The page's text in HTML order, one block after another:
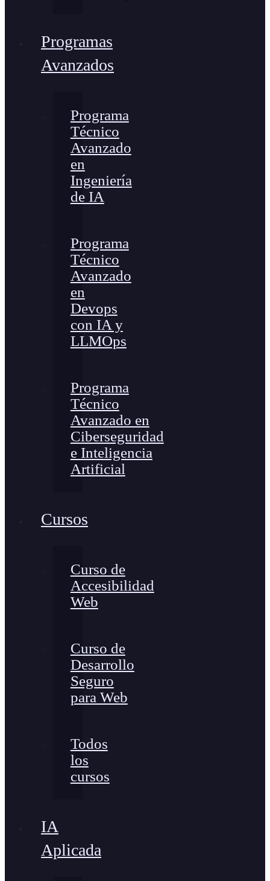
Programas
Avanzados
Programa
Técnico
Avanzado
en
Ingeniería
de IA
Programa
Técnico
Avanzado
en
Devops
con IA y
LLMOps
Programa
Técnico
Avanzado en
Ciberseguridad
e Inteligencia
Artificial
Cursos
Curso de
Accesibilidad
Web
Curso de
Desarrollo
Seguro
para Web
Todos
los
cursos
IA
Aplicada